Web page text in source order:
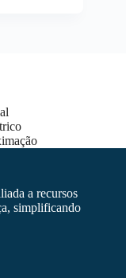
a recursos
simplificando